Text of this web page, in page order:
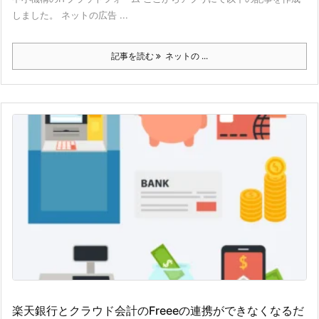
しました。 ネットの広告 ...
記事を読む ネットの ...
楽天銀行とクラウド会計のFreeeの連携ができなくなるだ